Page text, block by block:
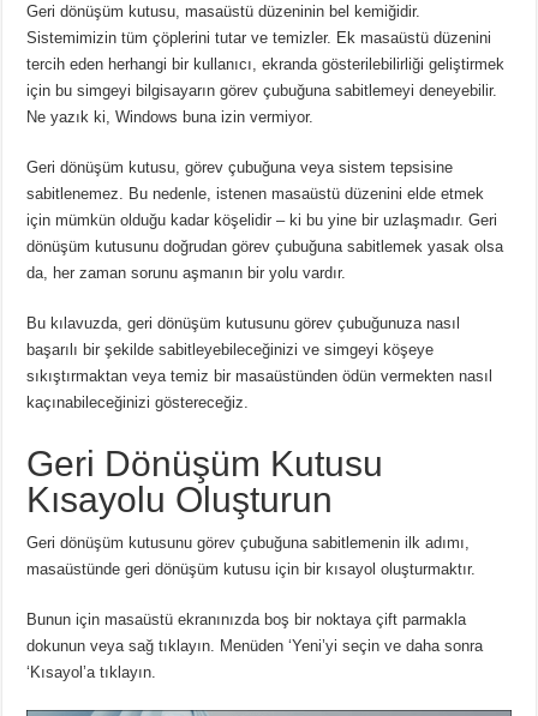
Geri dönüşüm kutusu, masaüstü düzeninin bel kemiğidir.
Sistemimizin tüm çöplerini tutar ve temizler. Ek masaüstü düzenini
tercih eden herhangi bir kullanıcı, ekranda gösterilebilirliği geliştirmek
için bu simgeyi bilgisayarın görev çubuğuna sabitlemeyi deneyebilir.
Ne yazık ki, Windows buna izin vermiyor.
Geri dönüşüm kutusu, görev çubuğuna veya sistem tepsisine
sabitlenemez. Bu nedenle, istenen masaüstü düzenini elde etmek
için mümkün olduğu kadar köşelidir – ki bu yine bir uzlaşmadır.Geri
dönüşüm kutusunu doğrudan görev çubuğuna sabitlemek yasak olsa
da, her zaman sorunu aşmanın bir yolu vardır.
Bu kılavuzda, geri dönüşüm kutusunu görev çubuğunuza nasıl
başarılı bir şekilde sabitleyebileceğinizi ve simgeyi köşeye
sıkıştırmaktan veya temiz bir masaüstünden ödün vermekten nasıl
kaçınabileceğinizi göstereceğiz.
Geri Dönüşüm Kutusu
Kısayolu Oluşturun
Geri dönüşüm kutusunu görev çubuğuna sabitlemenin ilk adımı,
masaüstünde geri dönüşüm kutusu için bir kısayol oluşturmaktır.
Bunun için masaüstü ekranınızda boş bir noktaya çift parmakla
dokunun veya sağ tıklayın. Menüden ‘Yeni’yi seçin ve daha sonra
‘Kısayol’a tıklayın.